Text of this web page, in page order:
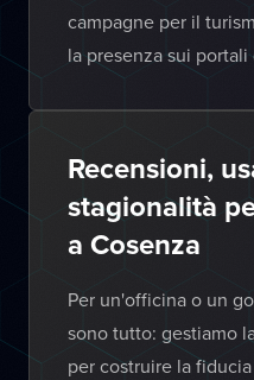
campagne per il
la presenza sui
Recensioni,
stagionalità
a Cosenza
Per un'officina o un
sono tutto: gestiamo
per costruire la